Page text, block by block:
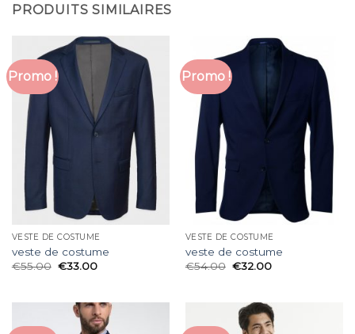
PRODUITS SIMILAIRES
Promo !
VESTE DE COSTUME
veste de costume
€55.00 €33.00
Promo !
VESTE DE COSTUME
veste de costume
€54.00 €32.00